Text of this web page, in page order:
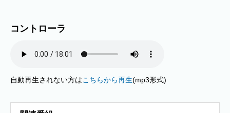
コントローラ
自動再生されない方はこちらから再生(mp3形式)